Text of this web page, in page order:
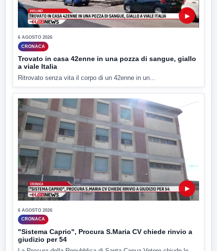
▶
6 AGOSTO 2026
CRONACA
Trovato in casa 42enne in una pozza di sangue, giallo
a viale Italia
Ritrovato senza vita il corpo di un 42enne in un...
▶
6 AGOSTO 2026
CRONACA
"Sistema Caprio", Procura S.Maria CV chiede rinvio a
giudizio per 54